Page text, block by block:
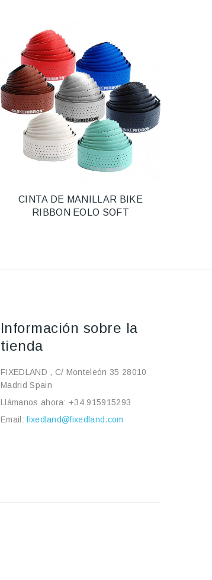
CINTA DE MANILLAR BIKE
RIBBON EOLO SOFT
Información sobre la
tienda
FIXEDLAND , C/ Monteleón 35 28010
Madrid Spain
Llámanos ahora: +34 915915293
Email:fixedland@fixedland.com